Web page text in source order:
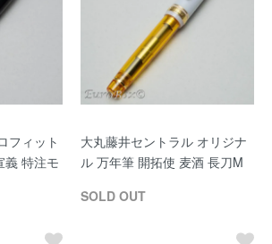
フィット
義 特注モ
大丸藤井セントラル オリジナ
ル 万年筆 開拓使 麦酒 長刀M
SOLD OUT